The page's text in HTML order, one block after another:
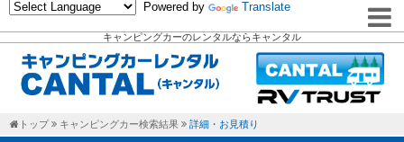
キャンピングカーのレンタルならキャンタル
Powered by Translate
トップ キャンピングカー検索結果 詳細・お見積り